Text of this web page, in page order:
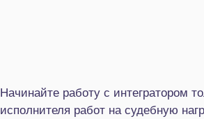
Начинайте работу с интегратором
исполнителя работ на судебную